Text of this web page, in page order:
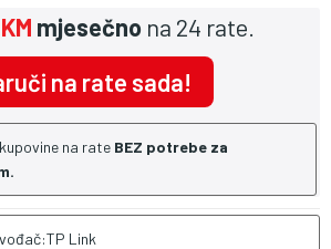
mjesečno na 24 rate.
na rate sada!
na rate BEZ potrebe za
Link